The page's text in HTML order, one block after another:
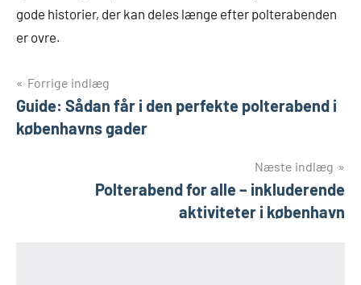
gode historier, der kan deles længe efter polterabenden
er ovre.
Indlægsnavigation
Forrige indlæg
Guide: Sådan får i den perfekte polterabend i
københavns gader
Næste indlæg
Polterabend for alle – inkluderende
aktiviteter i københavn